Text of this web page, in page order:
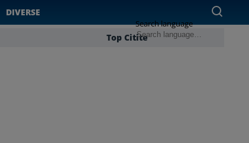
DIVERSE
Top Citite
Search language